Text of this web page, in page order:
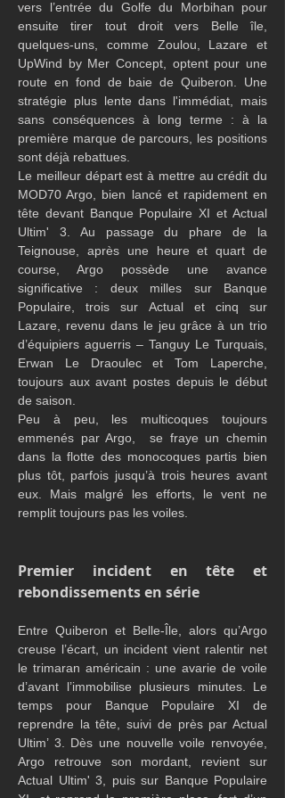
vers l’entrée du Golfe du Morbihan pour
ensuite tirer tout droit vers Belle île,
quelques-uns, comme Zoulou, Lazare et
UpWind by Mer Concept, optent pour une
route en fond de baie de Quiberon. Une
stratégie plus lente dans l'immédiat, mais
sans conséquences à long terme : à la
première marque de parcours, les positions
sont déjà rebattues.
Le meilleur départ est à mettre au crédit du
MOD70 Argo, bien lancé et rapidement en
tête devant Banque Populaire XI et Actual
Ultim' 3. Au passage du phare de la
Teignouse, après une heure et quart de
course, Argo possède une avance
significative : deux milles sur Banque
Populaire, trois sur Actual et cinq sur
Lazare, revenu dans le jeu grâce à un trio
d’équipiers aguerris – Tanguy Le Turquais,
Erwan Le Draoulec et Tom Laperche,
toujours aux avant postes depuis le début
de saison.
Peu à peu, les multicoques toujours
emmenés par Argo,  se fraye un chemin
dans la flotte des monocoques partis bien
plus tôt, parfois jusqu’à trois heures avant
eux. Mais malgré les efforts, le vent ne
remplit toujours pas les voiles.
Premier incident en tête et
rebondissements en série
Entre Quiberon et Belle-Île, alors qu’Argo
creuse l’écart, un incident vient ralentir net
le trimaran américain : une avarie de voile
d’avant l’immobilise plusieurs minutes. Le
temps pour Banque Populaire XI de
reprendre la tête, suivi de près par Actual
Ultim’ 3. Dès une nouvelle voile renvoyée,
Argo retrouve son mordant, revient sur
Actual Ultim' 3, puis sur Banque Populaire